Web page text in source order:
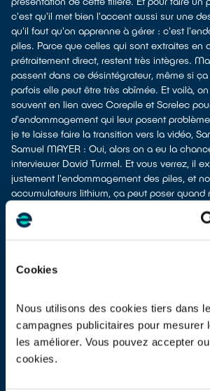
Cookies
Nous utilisons des cookies tiers dans
campagnes publicitaires pour mesurer
les améliorer. Vous pouvez accepter
cookies.
c'est qu'il met bien l'accent aussi sur une
qu'il faut qu'on apprenne à gérer : c'est
piles. Parce que celles qui sont extraites en
prétraitement direct, restent très intègres.
passent dans ce désintégrateur, même si
parfois elle peut être très abîmée. Et voilà,
souvent en lien avec Corepile et Screlec
d'endommagement qui leur posent
je te laisse faire la transition vers la vidéo,
Samuel MAYER : Oui, alors on a eu la
interviewer David Turmel. Et vous verrez, il
justement l'endommagement des piles, et
accumulateurs lithium, ça peut poser quand
expliquera ça bien mieux que moi. On a une
David Turmel, directeur des opérations dans
une vingtaine d'années. La filière piles et
35 000 tonnes de piles et batteries mises
France, et une collecte d'à peu près 15 000
Donc on est sur un taux de collecte d'à peu